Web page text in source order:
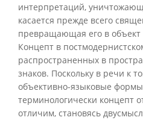
интерпретаций,
касается прежде всего
превращающая его в объект
Концепт в
распространенных в
знаков. Поскольку в речи к
объективно-языковые
терминологически концепт
отличим, становясь